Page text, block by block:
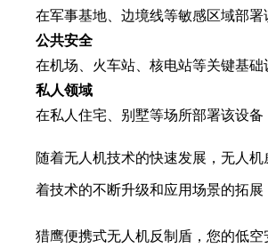
在军事基地、边境线等敏感区域部
公共安全
在机场、火车站、核电站等关键基
私人领域
在私人住宅、别墅等场所部署该设
随着无人机技术的快速发展，无人
着技术的不断升级和应用场景的拓
猎鹰便携式无人机反制盾，您的低空